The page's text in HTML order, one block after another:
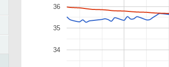
34
35
36